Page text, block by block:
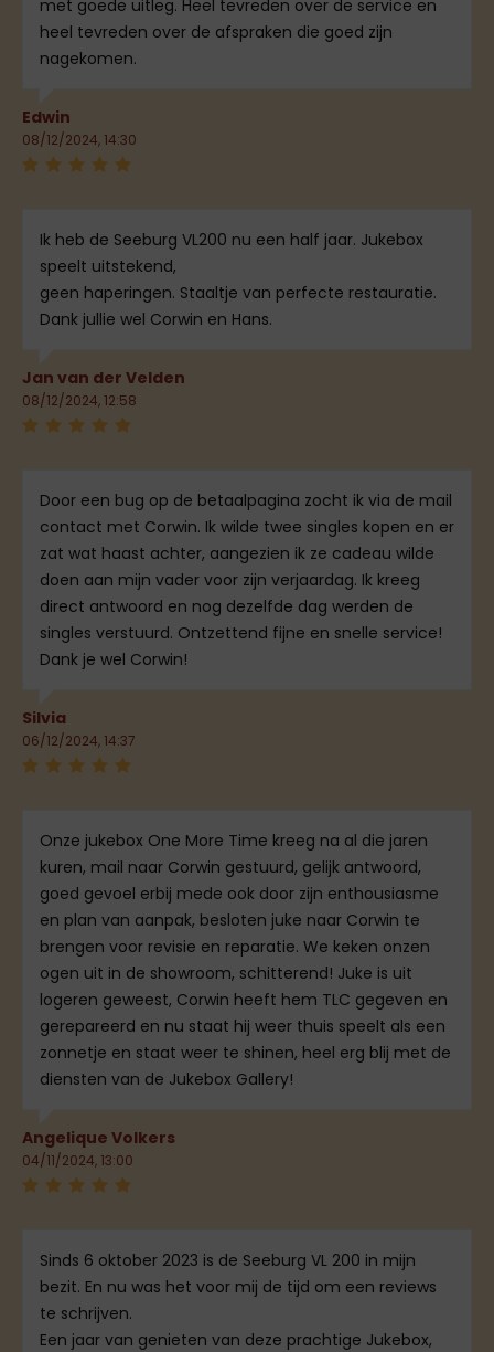
met goede uitleg. Heel tevreden over de service en
heel tevreden over de afspraken die goed zijn
nagekomen.
Edwin
08/12/2024, 14:30
Ik heb de Seeburg VL200 nu een half jaar. Jukebox
speelt uitstekend,
geen haperingen. Staaltje van perfecte restauratie.
Dank jullie wel Corwin en Hans.
Jan van der Velden
08/12/2024, 12:58
Door een bug op de betaalpagina zocht ik via de mail
contact met Corwin. Ik wilde twee singles kopen en er
zat wat haast achter, aangezien ik ze cadeau wilde
doen aan mijn vader voor zijn verjaardag. Ik kreeg
direct antwoord en nog dezelfde dag werden de
singles verstuurd. Ontzettend fijne en snelle service!
Dank je wel Corwin!
Silvia
06/12/2024, 14:37
Onze jukebox One More Time kreeg na al die jaren
kuren, mail naar Corwin gestuurd, gelijk antwoord,
goed gevoel erbij mede ook door zijn enthousiasme
en plan van aanpak, besloten juke naar Corwin te
brengen voor revisie en reparatie. We keken onzen
ogen uit in de showroom, schitterend! Juke is uit
logeren geweest, Corwin heeft hem TLC gegeven en
gerepareerd en nu staat hij weer thuis speelt als een
zonnetje en staat weer te shinen, heel erg blij met de
diensten van de Jukebox Gallery!
Angelique Volkers
04/11/2024, 13:00
Sinds 6 oktober 2023 is de Seeburg VL 200 in mijn
bezit. En nu was het voor mij de tijd om een reviews
te schrijven.
Een jaar van genieten van deze prachtige Jukebox,